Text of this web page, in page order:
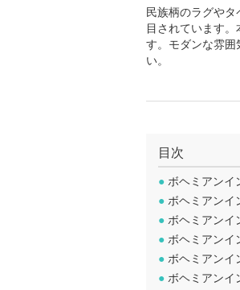
民族柄のラグや
目されています
す。モダンな雰囲
い。
目次
● ボヘミアンイ
● ボヘミアンイ
● ボヘミアンイ
● ボヘミアンイ
● ボヘミアンイ
● ボヘミアンイ